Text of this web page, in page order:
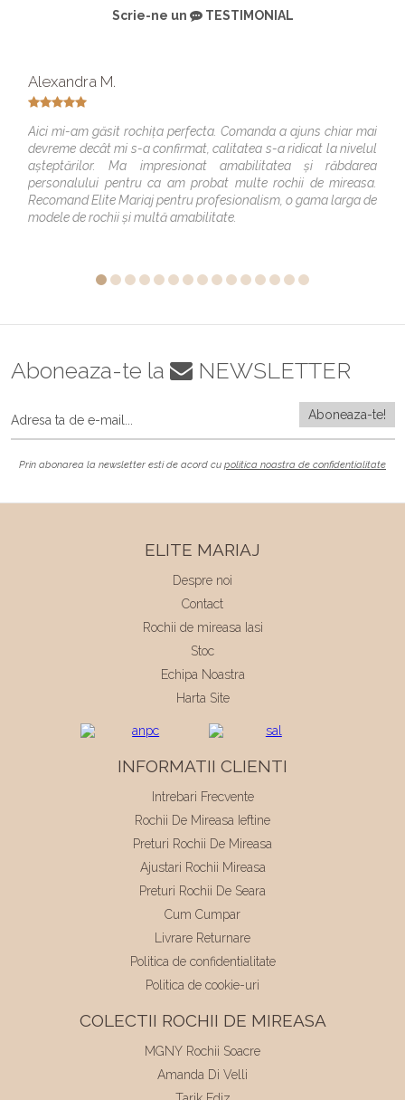
Scrie-ne un TESTIMONIAL
Alexandra M.
Aici mi-am găsit rochița perfecta. Comanda a ajuns chiar mai
devreme decât mi s-a confirmat, calitatea s-a ridicat la nivelul
așteptărilor. Ma impresionat amabilitatea și răbdarea
personalului pentru ca am probat multe rochii de mireasa.
Recomand Elite Mariaj pentru profesionalism, o gama larga de
modele de rochii și multă amabilitate.
Aboneaza-te la NEWSLETTER
Prin abonarea la newsletter esti de acord cu politica noastra de confidentialitate
ELITE MARIAJ
Despre noi
Contact
Rochii de mireasa Iasi
Stoc
Echipa Noastra
Harta Site
INFORMATII CLIENTI
Intrebari Frecvente
Rochii De Mireasa Ieftine
Preturi Rochii De Mireasa
Ajustari Rochii Mireasa
Preturi Rochii De Seara
Cum Cumpar
Livrare Returnare
Politica de confidentialitate
Politica de cookie-uri
COLECTII ROCHII DE MIREASA
MGNY Rochii Soacre
Amanda Di Velli